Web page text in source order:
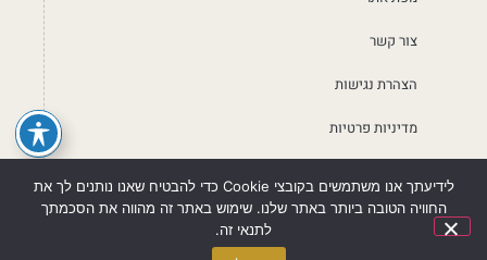
צור קשר
הצהרת נגישות
מדיניות פרטיות
לידיעתך אנו משתמשים בקובצי Cookie כדי להבטיח שאנו נותנים לך את
החוויה הטובה ביותר באתר שלנו. שימוש באתר זה מהווה את הסכמתך
לתנאי זה.